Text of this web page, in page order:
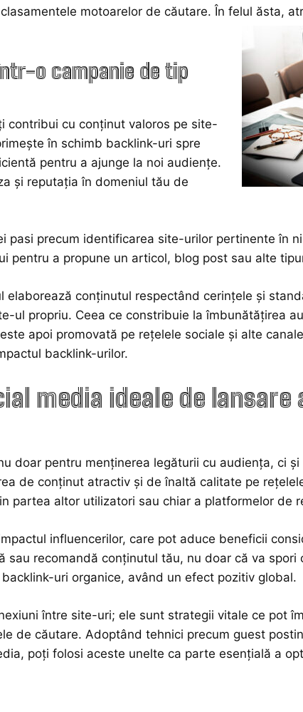
motoarelor de căutare. În felul ăsta,
o campanie de tip
contribui cu conținut valoros pe site-
în schimb backlink-uri spre
pentru a ajunge la noi audiențe.
și reputația în domeniul tău de
pasi precum identificarea site-urilor pertinente în
pentru a propune un articol, blog post sau alte
elaborează conținutul respectând cerințele și
ul propriu. Ceea ce constribuie la îmbunătățirea
apoi promovată pe rețelele sociale și alte
backlink-urilor.
media ideale de lansare
doar pentru menținerea legăturii cu audiența, ci
de conținut atractiv și de înaltă calitate pe
partea altor utilizatori sau chiar a platformelor de
influencerilor, care pot aduce beneficii
sau recomandă conținutul tău, nu doar că va
uri organice, având un efect pozitiv global.
între site-uri; ele sunt strategii vitale ce pot
de căutare. Adoptând tehnici precum guest
poți folosi aceste unelte ca parte esențială a